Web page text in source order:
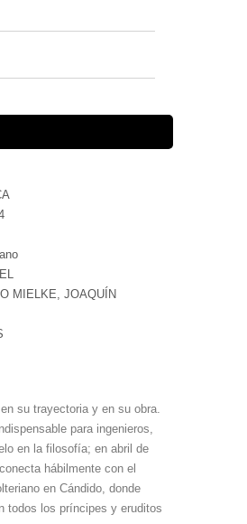
MIELKE, JOAQUÍN
su trayectoria y en su obra.
para ingenieros,
en la filosofía; en abril de
hábilmente con el
en Cándido, donde
todos los príncipes y eruditos